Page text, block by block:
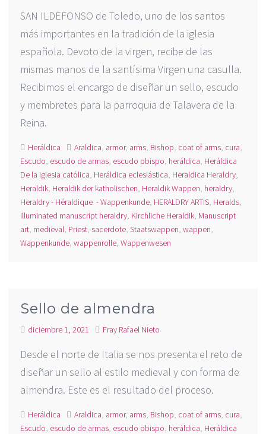
SAN ILDEFONSO de Toledo, uno de los santos
más importantes en la tradición de la iglesia
española. Devoto de la virgen, recibe de las
mismas manos de la santísima Virgen una casulla.
Recibimos el encargo de diseñar un sello, escudo
y membretes para la parroquia de Talavera de la
Reina.
Heráldica Araldica, armor, arms, Bishop, coat of arms, cura,
Escudo, escudo de armas, escudo obispo, heráldica, Heráldica
De la Iglesia católica, Heráldica eclesiástica, Heraldica Heraldry,
Heraldik, Heraldik der katholischen, Heraldik Wappen, heraldry,
Heraldry - Héraldique - Wappenkunde, HERALDRY ARTIS, Heralds,
illuminated manuscript heraldry, Kirchliche Heraldik, Manuscript
art, medieval, Priest, sacerdote,Staatswappen,wappen,
Wappenkunde,wappenrolle,Wappenwesen
Sello de almendra
diciembre 1, 2021 Fray Rafael Nieto
Desde el norte de Italia se nos presenta el reto de
diseñar un sello al estilo medieval y con forma de
almendra. Este es el resultado del proceso.
Heráldica Araldica, armor, arms, Bishop, coat of arms, cura,
Escudo, escudo de armas, escudo obispo, heráldica, Heráldica